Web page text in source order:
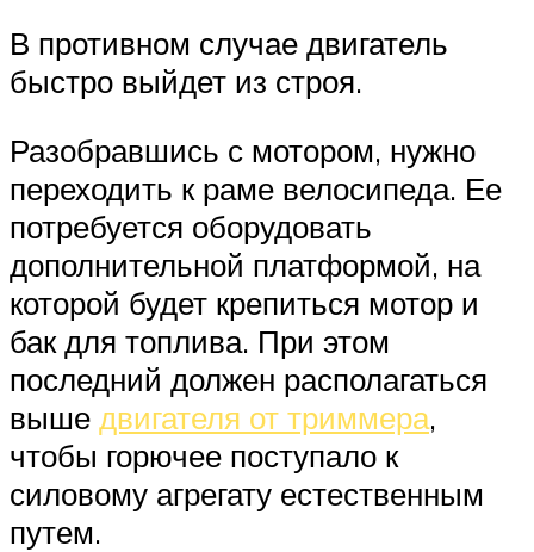
В противном случае двигатель
быстро выйдет из строя.
Разобравшись с мотором, нужно
переходить к раме велосипеда. Ее
потребуется оборудовать
дополнительной платформой, на
которой будет крепиться мотор и
бак для топлива. При этом
последний должен располагаться
выше двигателя от триммера,
чтобы горючее поступало к
силовому агрегату естественным
путем.